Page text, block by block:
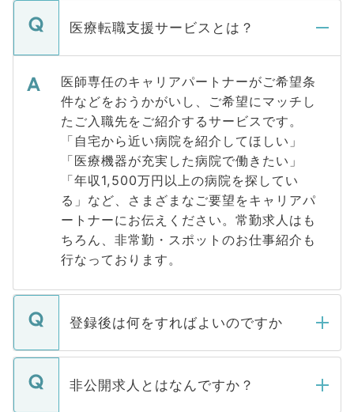
医療転職支援サービスとは？
医師専任のキャリアパートナーがご希望条
件などをおうかがいし、ご希望にマッチし
たご入職先をご紹介するサービスです。
「自宅から近い病院を紹介してほしい」
「医療機器が充実した病院で働きたい」
「年収1,500万円以上の病院を探してい
る」など、さまざまなご要望をキャリアパ
ートナーにお伝えください。常勤求人はも
ちろん、非常勤・スポットのお仕事紹介も
行なっております。
登録後は何をすればよいのですか
ご登録いただきましたら、弊社担当者がご
登録内容を確認し、その後メールもしくは
非公開求人とはなんですか？